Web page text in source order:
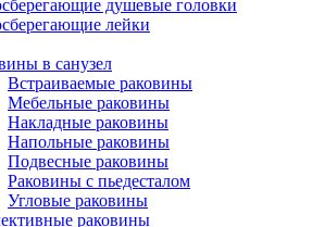
душевые головки
лейки
в санузел
Встраиваемые раковины
Мебельные раковины
Накладные раковины
Напольные раковины
Подвесные раковины
Раковины с пьедесталом
Угловые раковины
раковины